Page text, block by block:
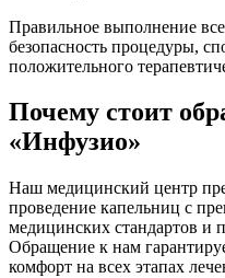
Правильное выполнение
безопасность процедуры,
положительного
Почему стоит
«Инфузио»
Наш медицинский центр
проведение капельниц с
медицинских стандартов и
Обращение к нам
комфорт на всех этапах